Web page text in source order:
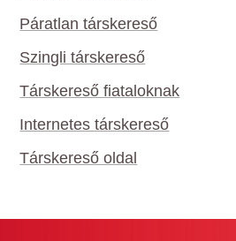
Páratlan társkereső
Szingli társkereső
Társkereső fiataloknak
Internetes társkereső
Társkereső oldal